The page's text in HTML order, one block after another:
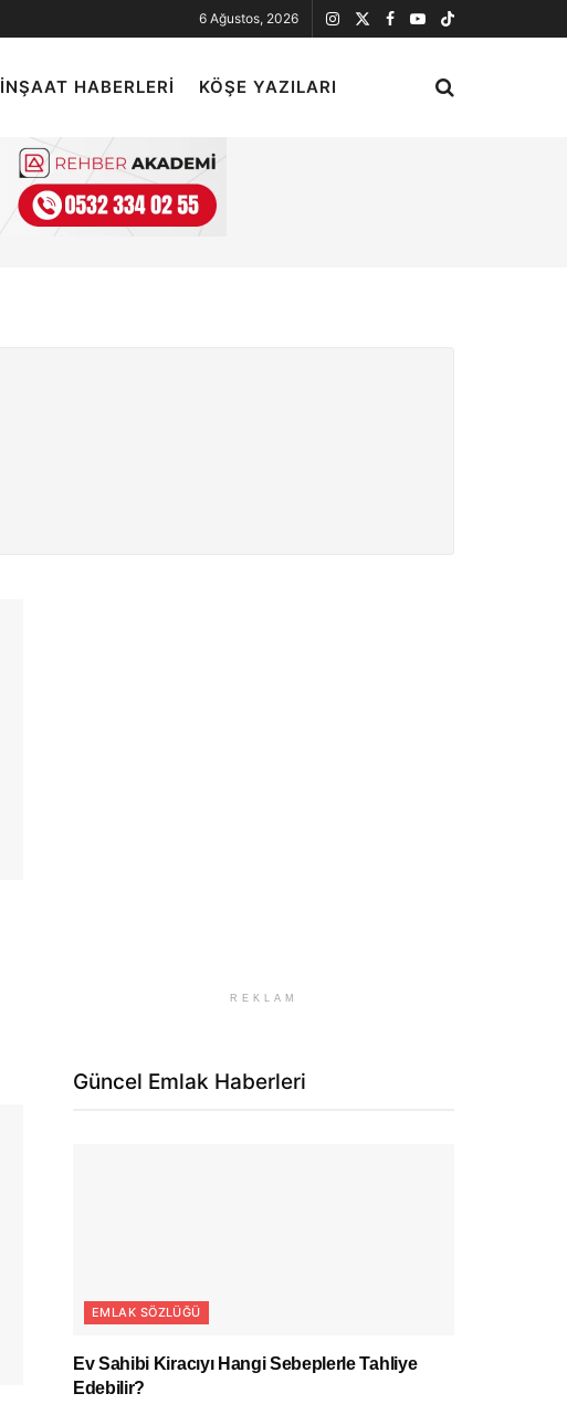
6 Ağustos, 2026
İNŞAAT HABERLERI KÖŞE YAZILARI
REKLAM
Güncel Emlak Haberleri
EMLAK SÖZLÜĞÜ
Ev Sahibi Kiracıyı Hangi Sebeplerle Tahliye
Edebilir?